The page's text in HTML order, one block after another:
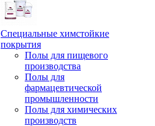
Специальные химстойкие
покрытия
Полы для пищевого
производства
Полы для
фармацевтической
промышленности
Полы для химических
производств